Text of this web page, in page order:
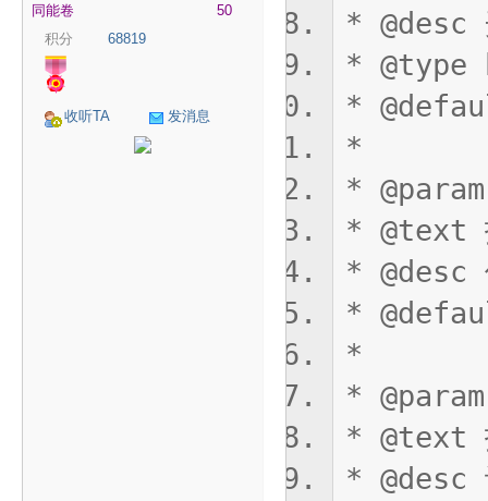
同能卷
50
积分
68819
收听TA 发消息
* @desc
* @type
*
*
*
* @text
* @desc
*
*
*
* @text
* @desc